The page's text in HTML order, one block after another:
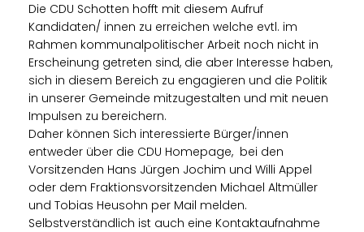
Die CDU Schotten hofft mit diesem Aufruf
Kandidaten/ innen zu erreichen welche evtl. im
Rahmen kommunalpolitischer Arbeit noch nicht in
Erscheinung getreten sind, die aber Interesse haben,
sich in diesem Bereich zu engagieren und die Politik
in unserer Gemeinde mitzugestalten und mit neuen
Impulsen zu bereichern.
Daher können Sich interessierte Bürger/innen
entweder über die CDU Homepage, bei den
Vorsitzenden Hans Jürgen Jochim und Willi Appel
oder dem Fraktionsvorsitzenden Michael Altmüller
und Tobias Heusohn per Mail melden.
Selbstverständlich ist auch eine Kontaktaufnahme